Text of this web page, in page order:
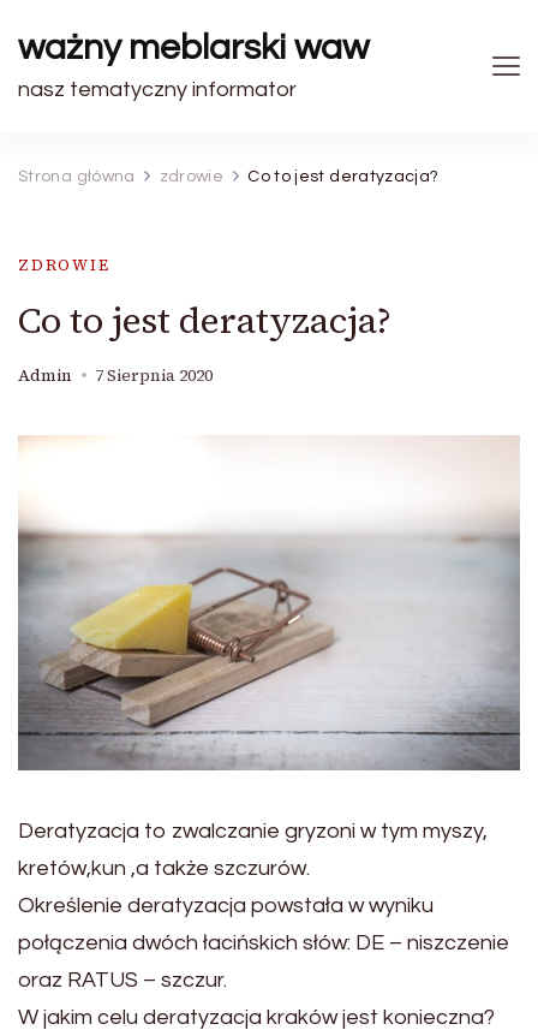
ważny meblarski waw
nasz tematyczny informator
Strona główna zdrowie Co to jest deratyzacja?
ZDROWIE
Co to jest deratyzacja?
Admin 7 Sierpnia 2020
Deratyzacja to zwalczanie gryzoni w tym myszy,
kretów,kun ,a także szczurów.
Określenie deratyzacja powstała w wyniku
połączenia dwóch łacińskich słów: DE – niszczenie
oraz RATUS – szczur.
W jakim celu deratyzacja kraków jest konieczna?